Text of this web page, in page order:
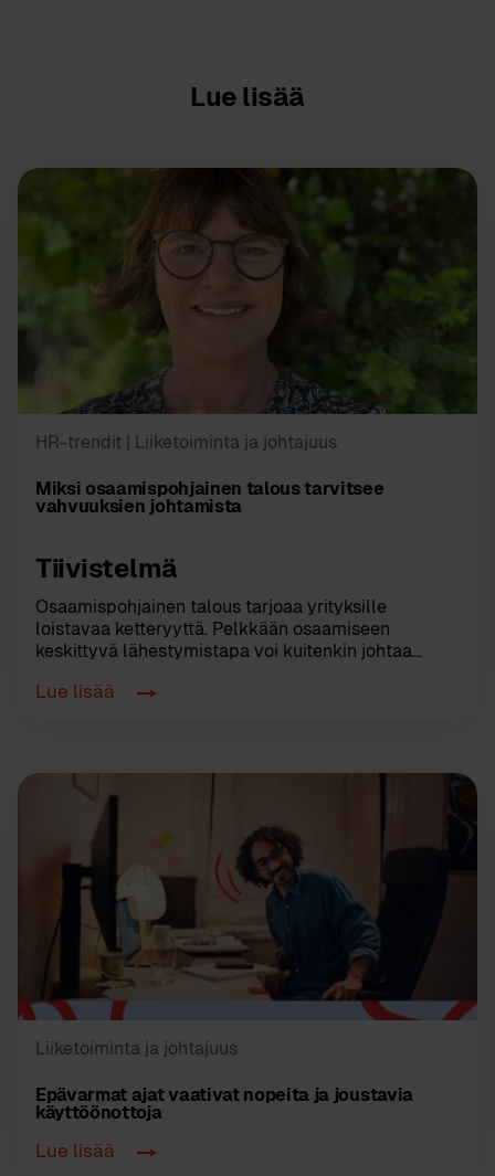
Lue lisää
HR-trendit | Liiketoiminta ja johtajuus
Miksi osaamispohjainen talous tarvitsee
vahvuuksien johtamista
Tiivistelmä
Osaamispohjainen talous tarjoaa yrityksille
loistavaa ketteryyttä. Pelkkään osaamiseen
keskittyvä lähestymistapa voi kuitenkin johtaa...
Lue lisää
Liiketoiminta ja johtajuus
Epävarmat ajat vaativat nopeita ja joustavia
käyttöönottoja
Lue lisää